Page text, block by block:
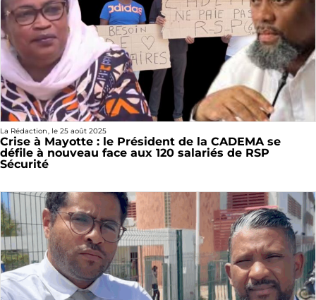
La Rédaction, le 25 août 2025
Crise à Mayotte : le Président de la CADEMA se
défile à nouveau face aux 120 salariés de RSP
Sécurité